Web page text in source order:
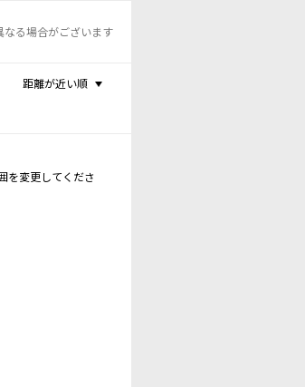
る場合がございます
距離が近い順
を変更してくださ